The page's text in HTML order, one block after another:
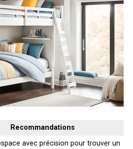
Recommandations
avec précision pour trouver un